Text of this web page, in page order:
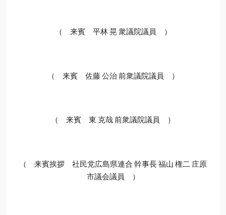
（ 来賓 平林 晃 衆議院議員 ）
（ 来賓 佐藤 公治 前衆議院議員 ）
（ 来賓 東 克哉 前衆議院議員 ）
（ 来賓挨拶 社民党広島県連合 幹事長 福山 権二 庄原
市議会議員 ）